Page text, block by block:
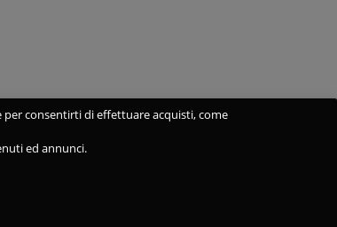
per consentirti di effettuare acquisti, come
ed annunci.